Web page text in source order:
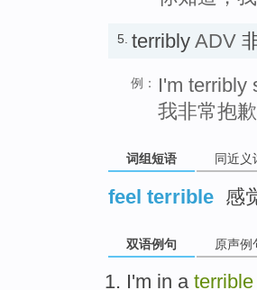
5. terribly ADV
例：
I'm terribly
我非常抱
词组短语 同近义
feel terrible 感
双语例句 原声例
I'm in a terrible